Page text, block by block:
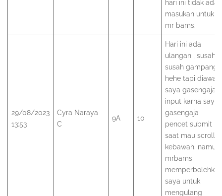
hari ini tidak ada
masukan untuk
mr bams.
29/08/2023
13:53
Cyra Naraya
C
9A 10
Hari ini ada
ulangan , susah
susah gampang
hehe tapi diawal
saya gasengaja
input karna saya
gasengaja
pencet submit
saat mau scroll
kebawah. namun
mrbams
memperbolehkan
saya untuk
mengulang